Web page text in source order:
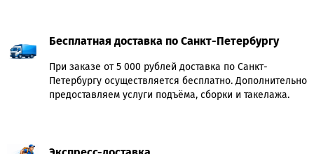
Бесплатная доставка по Санкт-Петербургу
При заказе от 5 000 рублей доставка по Санкт-
Петербургу осуществляется бесплатно. Дополнительно
предоставляем услуги подъёма, сборки и такелажа.